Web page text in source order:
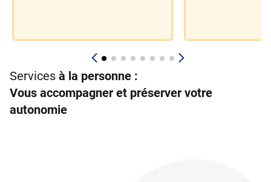
Services à la personne :
Vous accompagner et préserver votre
autonomie